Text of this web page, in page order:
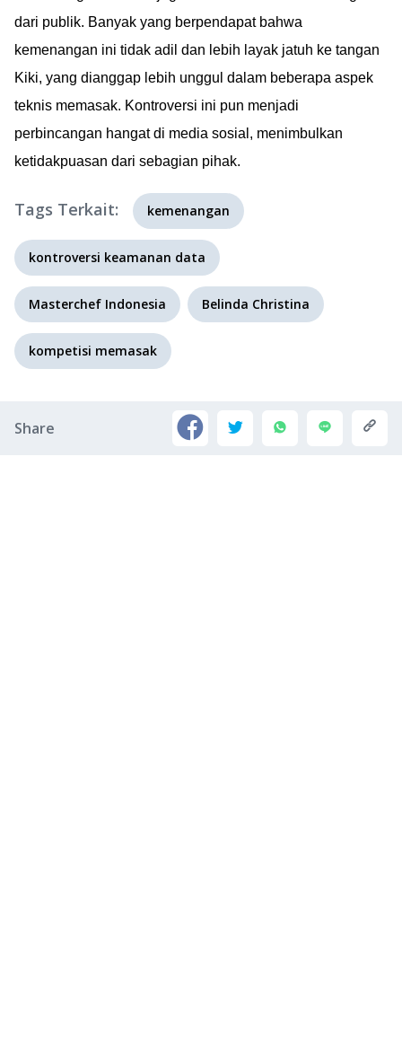
dari publik. Banyak yang berpendapat bahwa
kemenangan ini tidak adil dan lebih layak jatuh ke tangan
Kiki, yang dianggap lebih unggul dalam beberapa aspek
teknis memasak. Kontroversi ini pun menjadi
perbincangan hangat di media sosial, menimbulkan
ketidakpuasan dari sebagian pihak.
Tags Terkait: kemenangan
kontroversi keamanan data
Masterchef Indonesia Belinda Christina
kompetisi memasak
Share